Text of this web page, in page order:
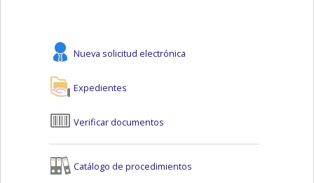
Nueva solicitud electrónica
Expedientes
Verificar documentos
Catálogo de procedimientos